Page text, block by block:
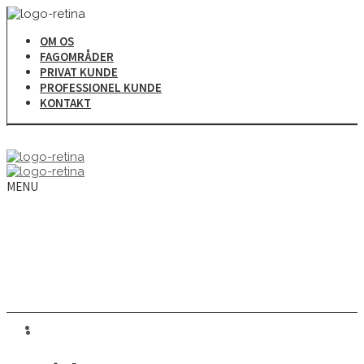
OM OS
FAGOMRÅDER
PRIVAT KUNDE
PROFESSIONEL KUNDE
KONTAKT